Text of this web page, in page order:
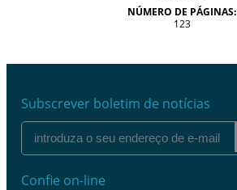
NÚMERO DE PÁGINAS:
123
Subscrever boletim de notícias
Confie on-line